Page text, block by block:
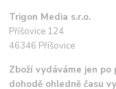
Trigon Media s.r.o.
Příšovice 124
46346 Příšovice
Zboží vydáváme jen
dohodě ohledně času